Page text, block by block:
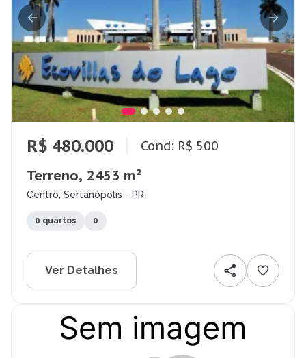
R$ 480.000 Cond: R$ 500
Terreno, 2453 m²
Centro, Sertanópolis - PR
0 quartos 0
Ver Detalhes